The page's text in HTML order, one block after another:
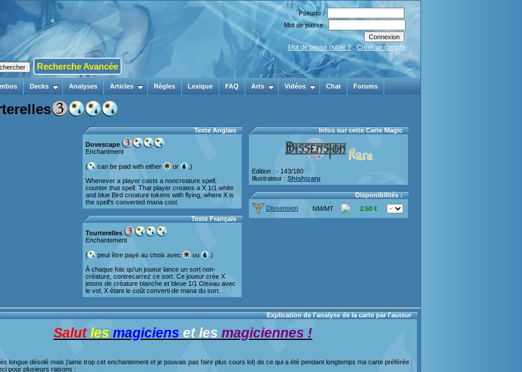
Pseudo :
Mot de passe :
Mot de passe oublié ? - Créer un compte
Recherche Avancée
Decks Analyses Articles Règles Lexique FAQ Arts Vidéos Chat Forums
Texte Anglais
Dovescape
Enchantment
( can be paid with either or
.)
Whenever a player casts a noncreature spell,
counter that spell. That player creates a X 1/1 white
and blue Bird creature tokens with flying, where X is
the spell's converted mana cost.
Texte Français
Tourterelles
Enchantement
( peut être payé au choix avec ou
.)
À chaque fois qu'un joueur lance un sort non-
créature, contrecarrez ce sort. Ce joueur crée X
jetons de créature blanche et bleue 1/1 Oiseau avec
le vol, X étant le coût converti de mana du sort.
Infos sur cette Carte Magic
Edition : - 143/180
Illustrateur : Shishizaru
Disponibilités :
Dissension
NM/MT 2.50 €
Explication de l'analyse de la carte par l'auteur
Salut les magiciens et les magiciennes !
longue désolé mais j'aime trop cet enchantement et je pouvais pas faire plus cours lol) de ce qui a été pendant longtemps ma carte préférée :
pour plusieurs raisons :